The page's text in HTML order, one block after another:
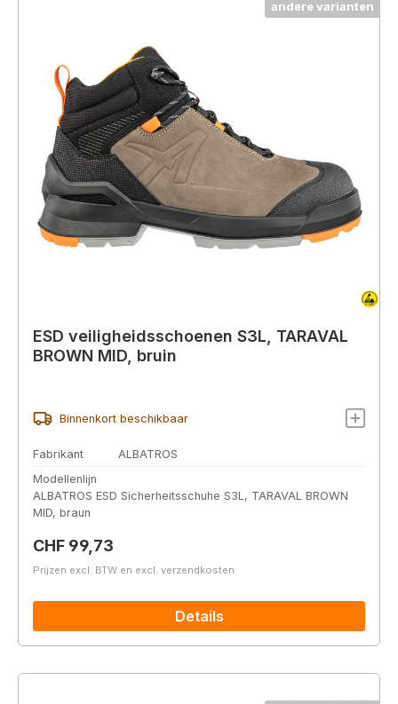
andere varianten
ESD veiligheidsschoenen S3L, TARAVAL
BROWN MID, bruin
Binnenkort beschikbaar
Fabrikant
ALBATROS
Modellenlijn
ALBATROS ESD Sicherheitsschuhe S3L, TARAVAL BROWN
MID, braun
Normale prijs:
CHF 99,73
Prijzen excl. BTW en excl. verzendkosten
Details